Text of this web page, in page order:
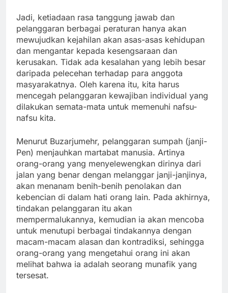
Jadi, ketiadaan rasa tanggung jawab dan
pelanggaran berbagai peraturan hanya akan
mewujudkan kejahilan akan asas-asas kehidupan
dan mengantar kepada kesengsaraan dan
kerusakan. Tidak ada kesalahan yang lebih besar
daripada pelecehan terhadap para anggota
masyarakatnya. Oleh karena itu, kita harus
mencegah pelanggaran kewajiban individual yang
dilakukan semata-mata untuk memenuhi nafsu-
nafsu kita.
Menurut Buzarjumehr, pelanggaran sumpah (janji-
Pen) menjauhkan martabat manusia. Artinya
orang-orang yang menyelewengkan dirinya dari
jalan yang benar dengan melanggar janji-janjinya,
akan menanam benih-benih penolakan dan
kebencian di dalam hati orang lain. Pada akhirnya,
tindakan pelanggaran itu akan
mempermalukannya, kemudian ia akan mencoba
untuk menutupi berbagai tindakannya dengan
macam-macam alasan dan kontradiksi, sehingga
orang-orang yang mengetahui orang ini akan
melihat bahwa ia adalah seorang munafik yang
tersesat.